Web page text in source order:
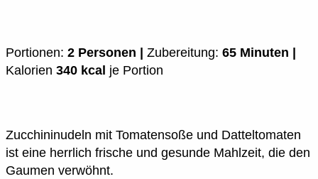
Portionen: 2 Personen | Zubereitung: 65 Minuten |
Kalorien 340 kcal je Portion
Zucchininudeln mit Tomatensoße und Datteltomaten
ist eine herrlich frische und gesunde Mahlzeit, die den
Gaumen verwöhnt.